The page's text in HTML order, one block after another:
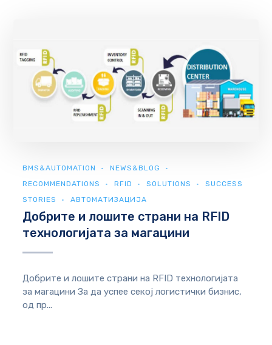
BMS&AUTOMATION
NEWS&BLOG
RECOMMENDATIONS
RFID SOLUTIONS
SUCCESS
STORIES
АВТОМАТИЗАЦИЈА
Добрите и лошите страни на RFID
технологијата за магацини
Добрите и лошите страни на RFID теxнологијата
за магацини За да успее секој логистички бизнис,
од пр...